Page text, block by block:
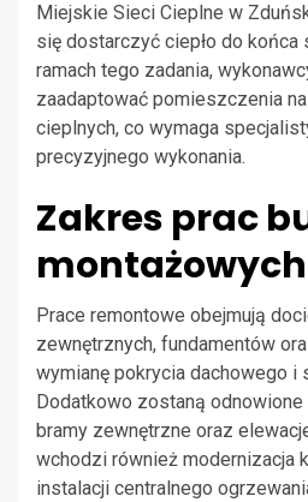
Miejskie Sieci Cieplne w
się dostarczyć ciepło do końca
ramach tego zadania,
zaadaptować pomieszczenia
cieplnych, co wymaga
precyzyjnego wykonania.
Zakres prac
montażowych
Prace remontowe obejmują
zewnętrznych, fundamentów
wymianę pokrycia dachowego i
Dodatkowo zostaną
bramy zewnętrzne oraz
wchodzi również modernizacja
instalacji centralnego